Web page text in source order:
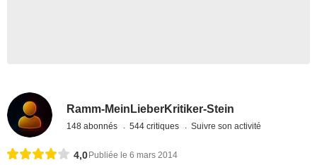
Ramm-MeinLieberKritiker-Stein
148 abonnés 544 critiques Suivre son activité
4,0 Publiée le 6 mars 2014